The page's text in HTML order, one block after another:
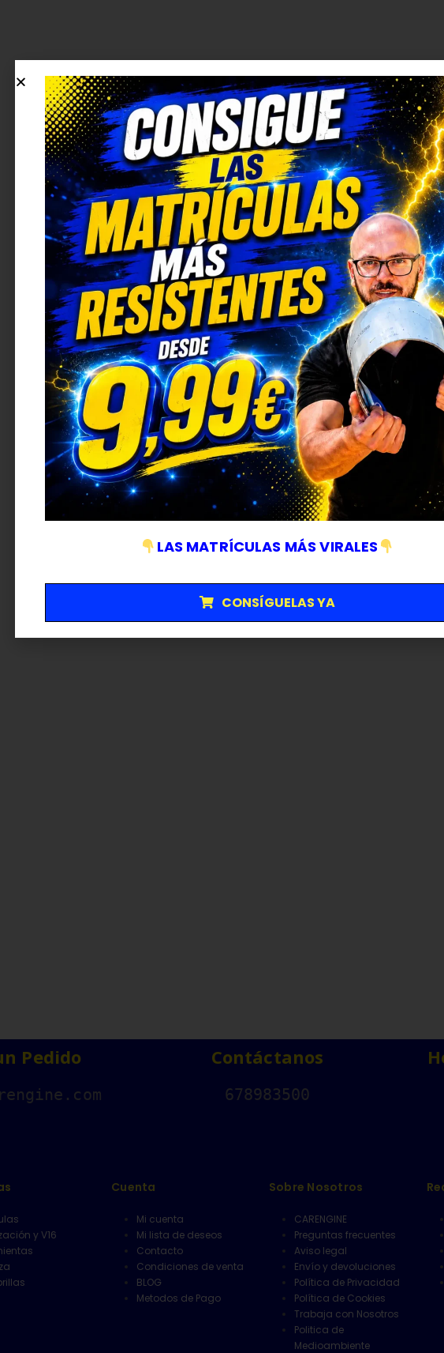
fabricación
2 de junio de 2026
Los 7 requisitos de
homologación de placas
de matrícula en España
(según el BOE)
2 de junio de 2026
Matrícula para
Eléctrico:
Dónde Comprarla |
Carengine
27 de mayo de 2026
Pedido Contáctanos
678983500
y V16
Cuenta
Mi cuenta
Mi lista de deseos
Contacto
Condiciones de venta
BLOG
Metodos de Pago
Sobre Nosotros
CARENGINE
Preguntas frecuentes
Aviso legal
Envío y devoluciones
Política de Privacidad
Política de Cookies
Trabaja con Nosotros
Politica de
Medioambiente
LAS MATRÍCULAS MÁS VIRALES
CONSÍGUELAS YA